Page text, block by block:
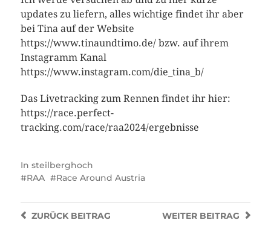
updates zu liefern, alles wichtige findet ihr aber
bei Tina auf der Website
https://www.tinaundtimo.de/ bzw. auf ihrem
Instagramm Kanal
https://www.instagram.com/die_tina_b/
Das Livetracking zum Rennen findet ihr hier:
https://race.perfect-
tracking.com/race/raa2024/ergebnisse
In steilberghoch
RAA
Race Around Austria
WEITER BEITRAG
ZURÜCKBEITRAG